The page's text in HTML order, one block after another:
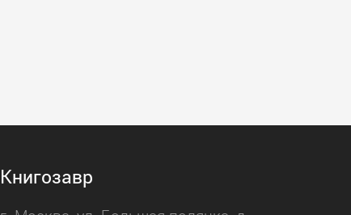
Книгозавр